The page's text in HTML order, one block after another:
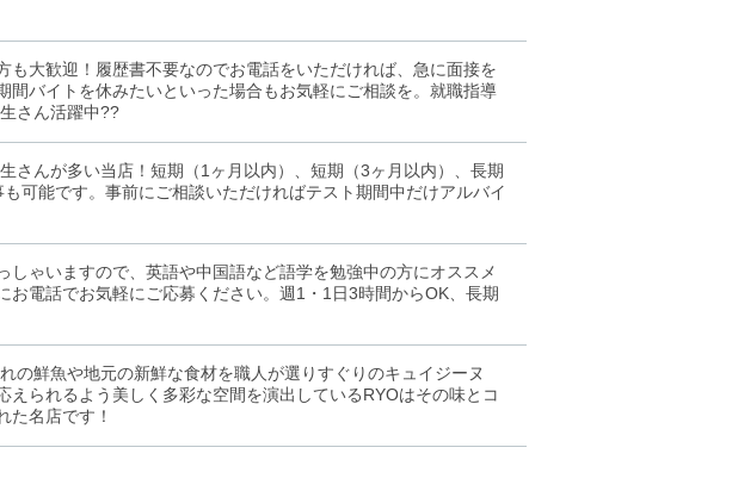
大歓迎！履歴書不要なのでお電話をいただければ、急に面接を
バイトを休みたいといった場合もお気軽にご相談を。就職指導
さん活躍中??
さんが多い当店！短期（1ヶ月以内）、短期（3ヶ月以内）、長期
可能です。事前にご相談いただければテスト期間中だけアルバイ
しゃいますので、英語や中国語など語学を勉強中の方にオススメ
電話でお気軽にご応募ください。週1・1日3時間からOK、長期
の鮮魚や地元の新鮮な食材を職人が選りすぐりのキュイジーヌ
えられるよう美しく多彩な空間を演出しているRYOはその味とコ
た名店です！